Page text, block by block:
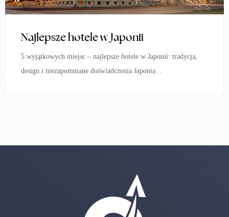
Najlepsze hotele w Japonii
5 wyjątkowych miejsc – najlepsze hotele w Japonii: tradycja,
design i niezapomniane doświadczenia Japonia...